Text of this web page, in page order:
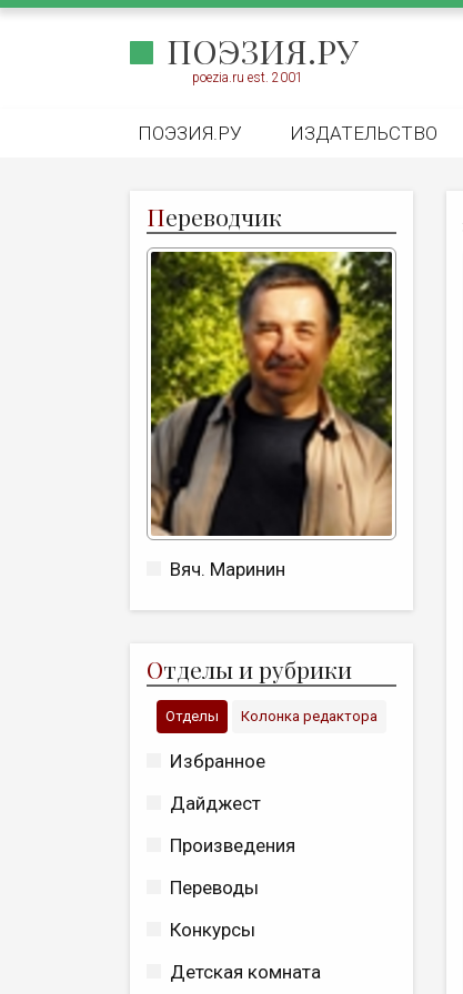
ПОЭЗИЯ.РУ
poezia.ru est. 2001
ПОЭЗИЯ.РУ ИЗДАТЕЛЬСТВО
Переводчик
Вяч. Маринин
Отделы и рубрики
Отделы Колонка редактора
Избранное
Дайджест
Произведения
Переводы
Конкурсы
Детская комната